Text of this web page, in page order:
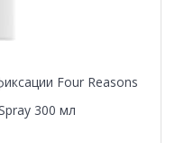
Four Reasons
300 мл